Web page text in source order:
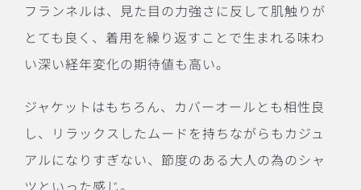
フランネルは、見た目の力強さに反して肌触りが
とても良く、着用を繰り返すことで生まれる味わ
い深い経年変化の期待値も高い。
ジャケットはもちろん、カバーオールとも相性良
し、リラックスしたムードを持ちながらもカジュ
アルになりすぎない、節度のある大人の為のシャ